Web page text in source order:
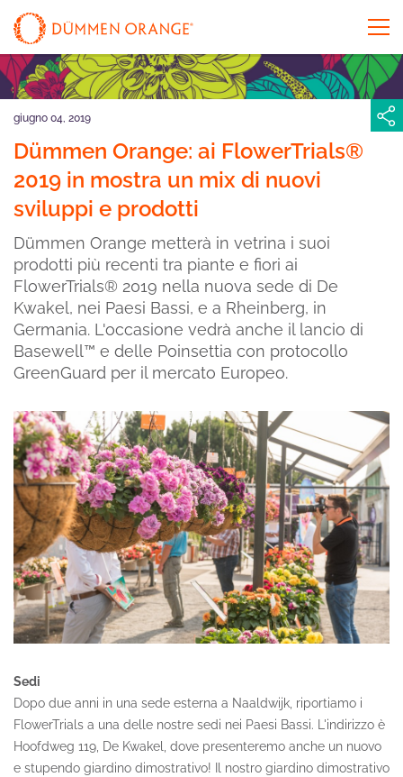
giugno 04, 2019
Dümmen Orange: ai FlowerTrials®
2019 in mostra un mix di nuovi
sviluppi e prodotti
Dümmen Orange metterà in vetrina i suoi
prodotti più recenti tra piante e fiori ai
FlowerTrials® 2019 nella nuova sede di De
Kwakel, nei Paesi Bassi, e a Rheinberg, in
Germania. L'occasione vedrà anche il lancio di
Basewell™ e delle Poinsettia con protocollo
GreenGuard per il mercato Europeo.
Sedi
Dopo due anni in una sede esterna a Naaldwijk, riportiamo i
FlowerTrials a una delle nostre sedi nei Paesi Bassi. L'indirizzo è
Hoofdweg 119, De Kwakel, dove presenteremo anche un nuovo
e stupendo giardino dimostrativo! Il nostro giardino dimostrativo